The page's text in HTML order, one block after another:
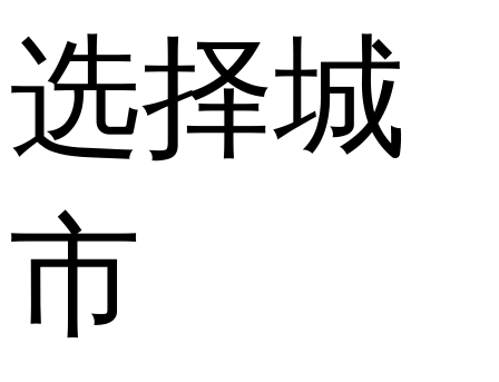
选择城
市